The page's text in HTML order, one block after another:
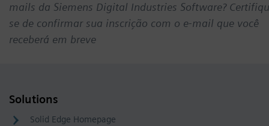
mails da Siemens Digital Industries Software?
se de confirmar sua inscrição com o e-mail que você
receberá em breve
Solutions
Solid Edge Homepage